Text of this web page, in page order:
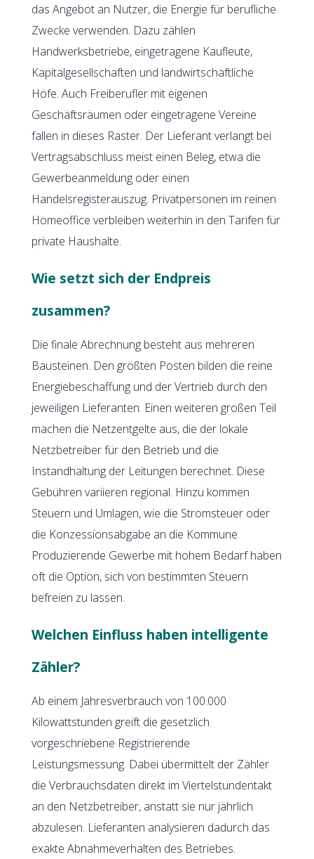
das Angebot an Nutzer, die Energie für berufliche
Zwecke verwenden. Dazu zählen
Handwerksbetriebe, eingetragene Kaufleute,
Kapitalgesellschaften und landwirtschaftliche
Höfe. Auch Freiberufler mit eigenen
Geschäftsräumen oder eingetragene Vereine
fallen in dieses Raster. Der Lieferant verlangt bei
Vertragsabschluss meist einen Beleg, etwa die
Gewerbeanmeldung oder einen
Handelsregisterauszug. Privatpersonen im reinen
Homeoffice verbleiben weiterhin in den Tarifen für
private Haushalte.
Wie setzt sich der Endpreis
zusammen?
Die finale Abrechnung besteht aus mehreren
Bausteinen. Den größten Posten bilden die reine
Energiebeschaffung und der Vertrieb durch den
jeweiligen Lieferanten. Einen weiteren großen Teil
machen die Netzentgelte aus, die der lokale
Netzbetreiber für den Betrieb und die
Instandhaltung der Leitungen berechnet. Diese
Gebühren variieren regional. Hinzu kommen
Steuern und Umlagen, wie die Stromsteuer oder
die Konzessionsabgabe an die Kommune.
Produzierende Gewerbe mit hohem Bedarf haben
oft die Option, sich von bestimmten Steuern
befreien zu lassen.
Welchen Einfluss haben intelligente
Zähler?
Ab einem Jahresverbrauch von 100.000
Kilowattstunden greift die gesetzlich
vorgeschriebene Registrierende
Leistungsmessung. Dabei übermittelt der Zähler
die Verbrauchsdaten direkt im Viertelstundentakt
an den Netzbetreiber, anstatt sie nur jährlich
abzulesen. Lieferanten analysieren dadurch das
exakte Abnahmeverhalten des Betriebes.